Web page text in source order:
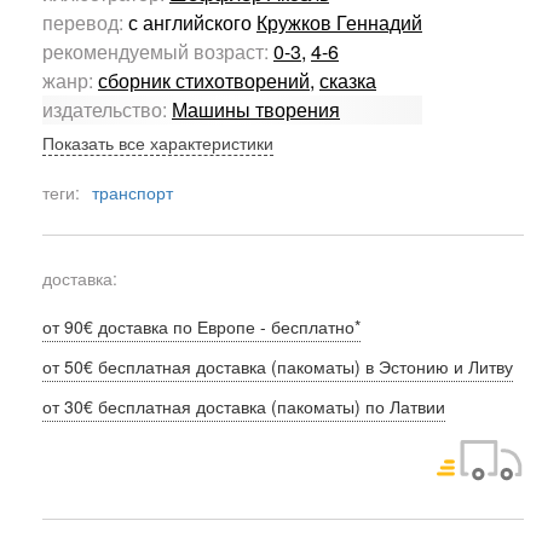
перевод: с английского Кружков Геннадий
рекомендуемый возраст: 0-3, 4-6
жанр: сборник стихотворений, сказка
издательство: Машины творения
Показать все характеристики
теги: транспорт
доставка:
от 90€ доставка по Европе - бесплатно*
от 50€ бесплатная доставка (пакоматы) в Эстонию и Литву
от 30€ бесплатная доставка (пакоматы) по Латвии